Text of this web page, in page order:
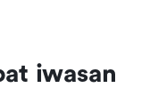
iwasan